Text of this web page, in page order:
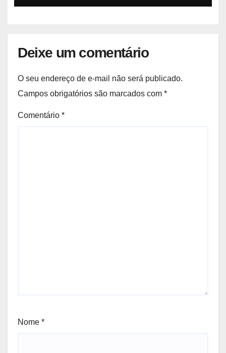
Deixe um comentário
O seu endereço de e-mail não será publicado.
Campos obrigatórios são marcados com *
Comentário *
Nome *